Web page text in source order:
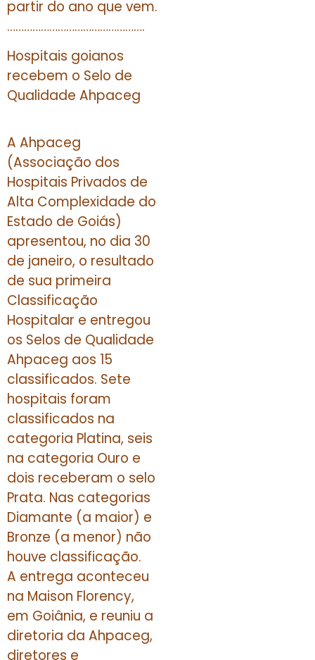
partir do ano que vem.
………………………………………….
Hospitais goianos
recebem o Selo de
Qualidade Ahpaceg
A Ahpaceg
(Associação dos
Hospitais Privados de
Alta Complexidade do
Estado de Goiás)
apresentou, no dia 30
de janeiro, o resultado
de sua primeira
Classificação
Hospitalar e entregou
os Selos de Qualidade
Ahpaceg aos 15
classificados. Sete
hospitais foram
classificados na
categoria Platina, seis
na categoria Ouro e
dois receberam o selo
Prata. Nas categorias
Diamante (a maior) e
Bronze (a menor) não
houve classificação.
A entrega aconteceu
na Maison Florency,
em Goiânia, e reuniu a
diretoria da Ahpaceg,
diretores e